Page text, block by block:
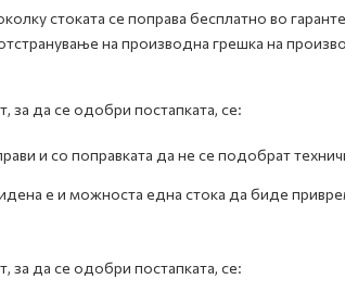
стоката се поправа бесплатно во
на производна грешка на
за да се одобри постапката, се:
и со поправката да не се подобрат
е и можноста една стока да биде
за да се одобри постапката, се: